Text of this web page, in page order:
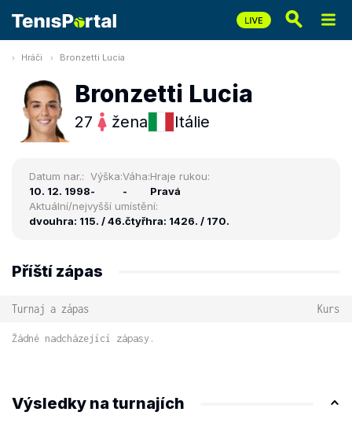
Hráči Bronzetti Lucia
Bronzetti Lucia
27 žena Itálie
Datum nar.:
10. 12. 1998
Výška:
-
Váha:
-
Hraje rukou:
Pravá
Aktuální/nejvyšší umístění:
dvouhra: 115. / 46.čtyřhra: 1426. / 170.
Příští zápas
Turnaj a zápas Kurs
Žádné nadcházející zápasy.
Výsledky na turnajích